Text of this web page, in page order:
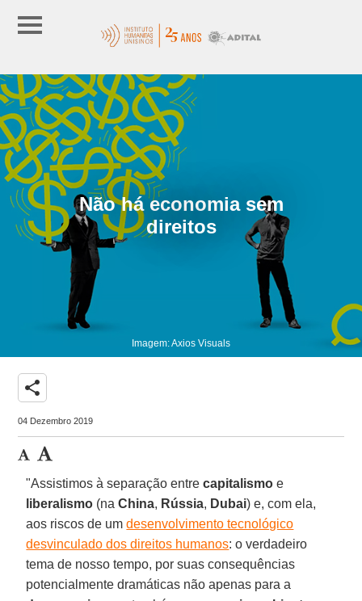
Não há economia sem
direitos
Imagem: Axios Visuals
share
04 Dezembro 2019
"Assistimos à separação entrecapitalismo e
liberalismo (naChina, Rússia, Dubai) e, com ela,
aos riscos de umdesenvolvimento tecnológico
desvinculado dos direitos humanos: o verdadeiro
tema de nosso tempo, por suas consequências
potencialmente dramáticas não apenas para a